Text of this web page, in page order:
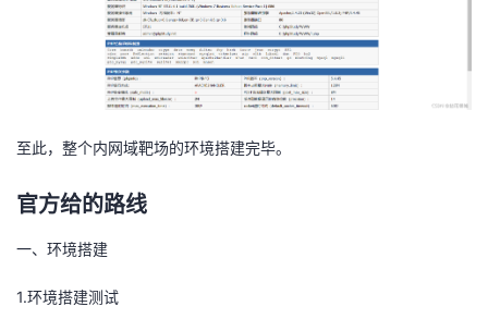
至此，整个内网域靶场的环境搭建完毕。
官方给的路线
一、环境搭建
1.环境搭建测试